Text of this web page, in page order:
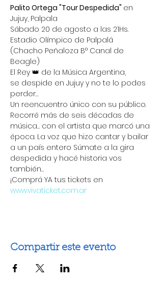
Palito Ortega "Tour Despedida" en
Jujuy, Palpala
Sábado 20 de agosto a las 21Hs.
Estadio Olímpico de Palpalá
(Chacho Peñaloza B° Canal de
Beagle)
El Rey 👑 de la Música Argentina,
se despide en Jujuy y no te lo podes
perder…
Un reencuentro único con su público.
Recorré más de seis décadas de
música… con el artista que marcó una
época. La voz que hizo cantar y bailar
a un país entero Súmate a la gira
despedida y hacé historia vos
también…
¡Comprá YA tus tickets en
www.vivaticket.com.ar
Compartir este evento